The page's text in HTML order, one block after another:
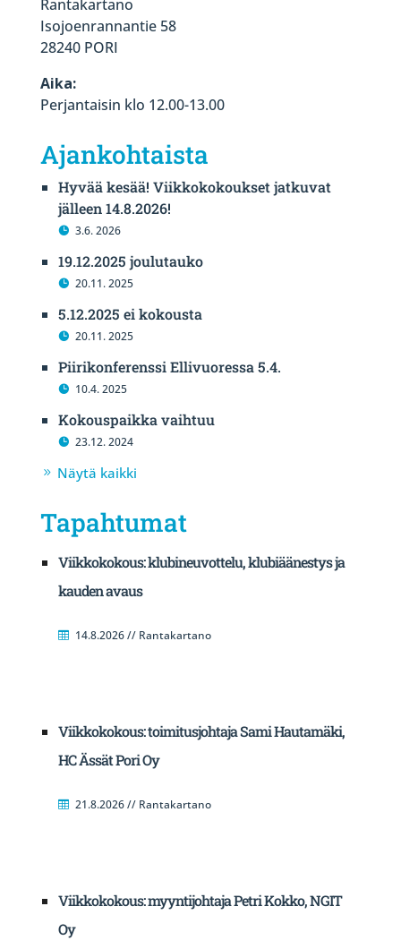
Rantakartano
Isojoenrannantie 58
28240 PORI
Aika:
Perjantaisin klo 12.00-13.00
Ajankohtaista
Hyvää kesää! Viikkokokoukset jatkuvat
jälleen 14.8.2026!
3.6. 2026
19.12.2025 joulutauko
20.11. 2025
5.12.2025 ei kokousta
20.11. 2025
Piirikonferenssi Ellivuoressa 5.4.
10.4. 2025
Kokouspaikka vaihtuu
23.12. 2024
Näytä kaikki
Tapahtumat
Viikkokokous: klubineuvottelu, klubiäänestys ja
kauden avaus
14.8.2026 // Rantakartano
Viikkokokous: toimitusjohtaja Sami Hautamäki,
HC Ässät Pori Oy
21.8.2026 // Rantakartano
Viikkokokous: myyntijohtaja Petri Kokko, NGIT
Oy